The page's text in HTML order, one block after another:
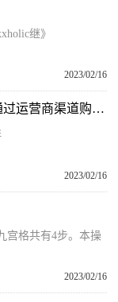
继》
2023/02/16
焦点热门:美国苹果用户画像：67%喜欢通过运营商渠道购买iPhone
2023/02/16
宫格共有4步。本操
2023/02/16